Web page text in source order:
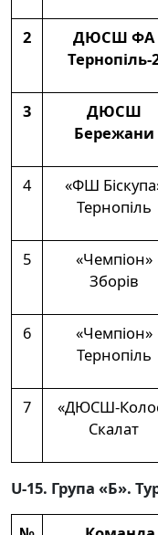
2
ДЮСШ ФА
Тернопіль-
3
ДЮСШ
Бережани
4
«ФШ
Тернопіль
5
«Чемпіон»
Зборів
6
«Чемпіон»
Тернопіль
7
«ДЮСШ-
Скалат
U-15. Група «Б».